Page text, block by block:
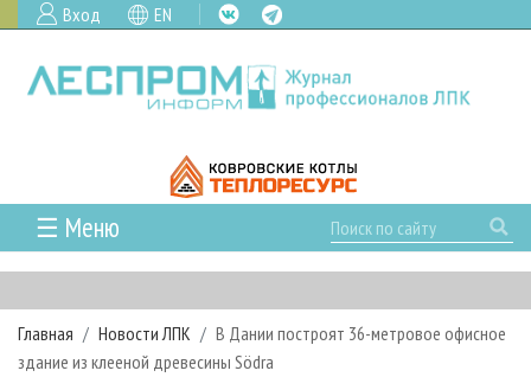
Вход EN
☰ Меню
ГЛАВНАЯ
РУБРИКИ И ТЕМЫ
РУБРИКИ ЖУРНАЛА
НОВОСТИ
Главная Новости ЛПК
В Дании построят 36-метровое офисное
здание из клееной древесины Södra